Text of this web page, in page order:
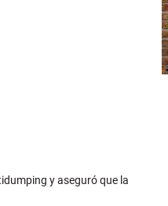
y aseguró que la